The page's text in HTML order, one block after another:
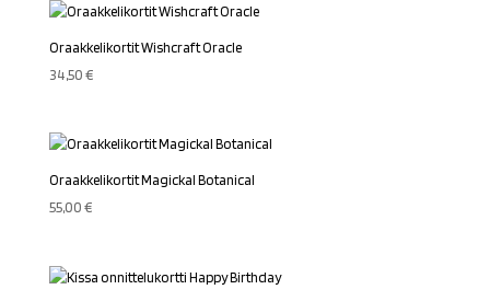
Oraakkelikortit Wishcraft Oracle
34,50€
Oraakkelikortit Magickal Botanical
55,00€